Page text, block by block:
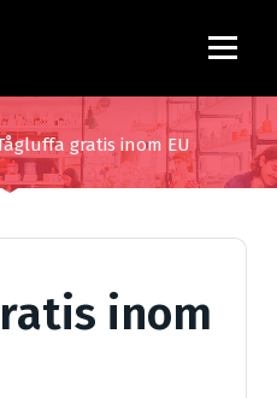
gratis inom EU
inom